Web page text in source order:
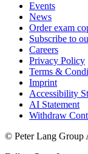
Events
News
Order exam
Subscribe to
Careers
Privacy Policy
Terms &
Imprint
Accessibility
AI Statement
Withdraw
© Peter Lang Group